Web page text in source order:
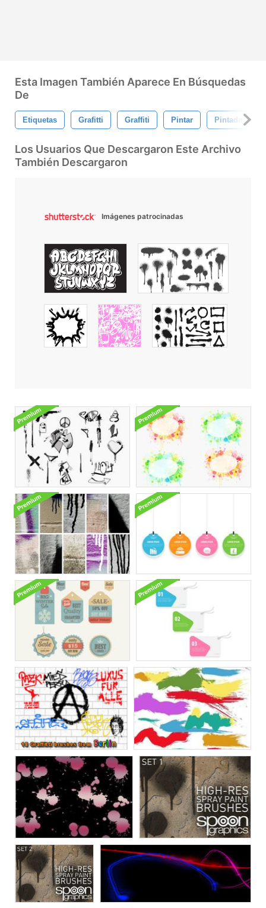
Esta Imagen También Aparece En Búsquedas
De
Etiquetas Grafitti Graffiti Pintar Pintada
Los Usuarios Que Descargaron Este Archivo
También Descargaron
Imágenes patrocinadas